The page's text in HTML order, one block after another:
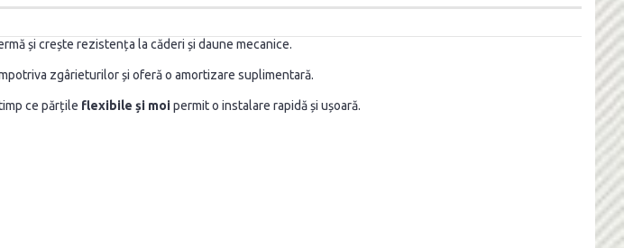
și crește rezistența la căderi și daune mecanice.
zgârieturilor și oferă o amortizare suplimentară.
ce părțile flexibile și moipermit o instalare rapidă și ușoară.